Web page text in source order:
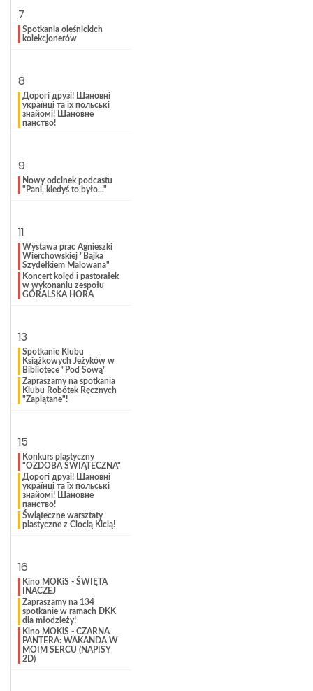
7
Spotkania oleśnickich
kolekcjonerów
8
Дорогі друзі! Шановні
українці та їх польські
знайомі! Шановне
панство!
9
Nowy odcinek podcastu
"Pani, kiedyś to było..."
11
Wystawa prac Agnieszki
Wierchowskiej "Bajka
Szydełkiem Malowana"
Koncert kolęd i pastorałek
w wykonaniu zespołu
GÓRALSKA HORA
13
Spotkanie Klubu
Książkowych Jeżyków w
Bibliotece "Pod Sową"
Zapraszamy na spotkania
Klubu Robótek Ręcznych
"Zaplątane"!
15
Konkurs plastyczny
"OZDOBA ŚWIĄTECZNA"
Дорогі друзі! Шановні
українці та їх польські
знайомі! Шановне
панство!
Świąteczne warsztaty
plastyczne z Ciocią Kicią!
16
Kino MOKiS - ŚWIĘTA
INACZEJ
Zapraszamy na 134
spotkanie w ramach DKK
dla młodzieży!
Kino MOKiS - CZARNA
PANTERA: WAKANDA W
MOIM SERCU (NAPISY
2D)